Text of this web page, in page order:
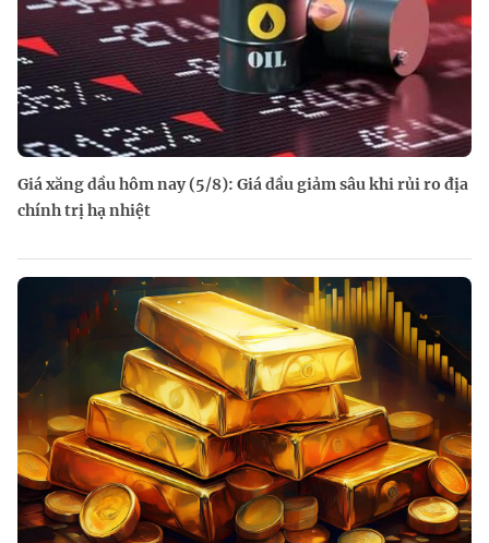
Giá xăng dầu hôm nay (5/8): Giá dầu giảm sâu khi rủi ro địa
chính trị hạ nhiệt